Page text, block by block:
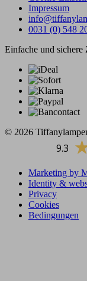
Impressum
0031 (0) 548
Einfache und sichere
© 2026
9.3
Marketing by
Identity &
Privacy
Cookies
Bedingungen